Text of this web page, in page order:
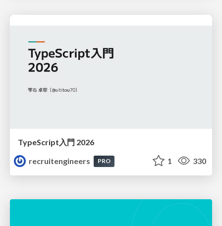
TypeScript入門 2026
recruitengineers
PRO 1 330